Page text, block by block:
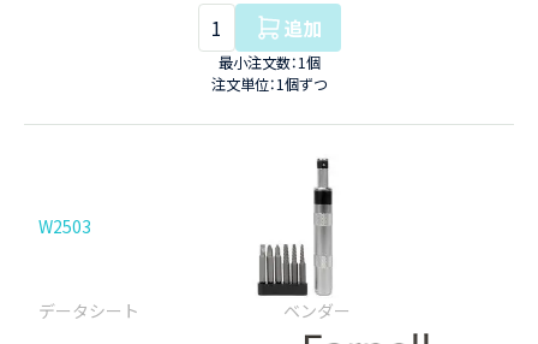
追加
最小注文数：1個
注文単位：1個ずつ
W2503